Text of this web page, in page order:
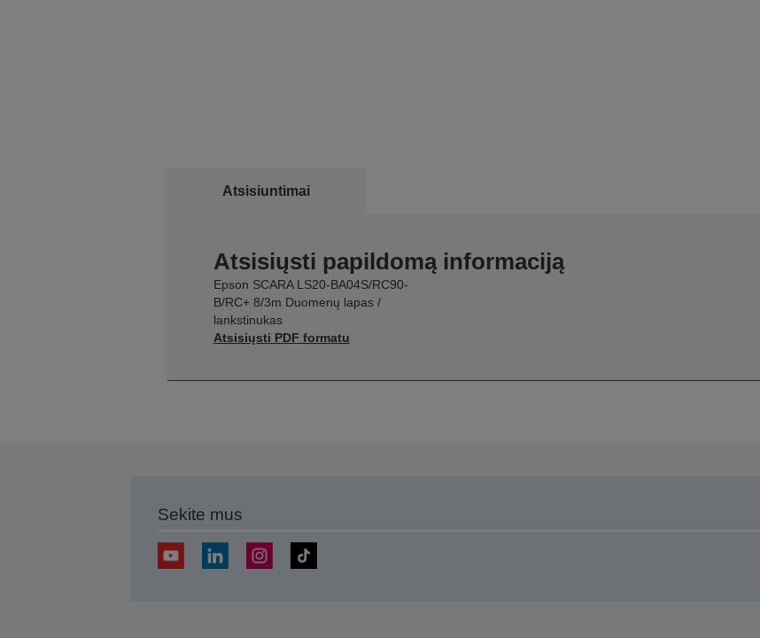
Atsisiuntimai
Atsisiųsti papildomą informaciją
Epson SCARA LS20-BA04S/RC90-
B/RC+ 8/3m Duomenų lapas /
lankstinukas
Atsisiųsti PDF formatu
Sekite mus